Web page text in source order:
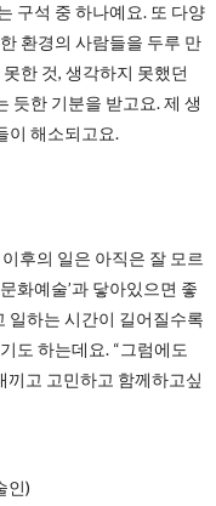
구석 중 하나예요. 또 다양
환경의 사람들을 두루 만
한 것, 생각하지 못했던
듯한 기분을 받고요. 제 생
이 해소되고요.
후의 일은 아직은 잘 모르
화예술’과 닿아있으면 좋
일하는 시간이 길어질수록
도 하는데요. “그럼에도
끼고 고민하고 함께하고싶
인)